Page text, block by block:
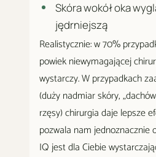
Skóra wokół oka
jędrniejszą
Realistycznie: w 70%
powiek niewymagającej
wystarczy. W przypadkach
(duży nadmiar skóry,
rzęsy) chirurgia daje lepsze
pozwala nam jednoznacznie
IQ jest dla Ciebie